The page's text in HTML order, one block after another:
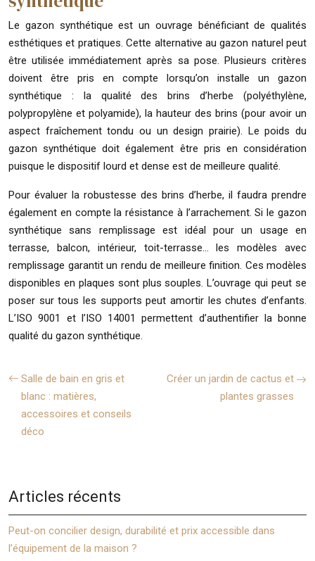
Le gazon synthétique est un ouvrage bénéficiant de qualités
esthétiques et pratiques. Cette alternative au gazon naturel peut
être utilisée immédiatement après sa pose. Plusieurs critères
doivent être pris en compte lorsqu’on installe un gazon
synthétique : la qualité des brins d’herbe (polyéthylène,
polypropylène et polyamide), la hauteur des brins (pour avoir un
aspect fraîchement tondu ou un design prairie). Le poids du
gazon synthétique doit également être pris en considération
puisque le dispositif lourd et dense est de meilleure qualité.
Pour évaluer la robustesse des brins d’herbe, il faudra prendre
également en compte la résistance à l’arrachement. Si le gazon
synthétique sans remplissage est idéal pour un usage en
terrasse, balcon, intérieur, toit-terrasse… les modèles avec
remplissage garantit un rendu de meilleure finition. Ces modèles
disponibles en plaques sont plus souples. L’ouvrage qui peut se
poser sur tous les supports peut amortir les chutes d’enfants.
L’ISO 9001 et l’ISO 14001 permettent d’authentifier la bonne
qualité du gazon synthétique.
Salle de bain en gris et
blanc : matières,
accessoires et conseils
déco
Créer un jardin de cactus et
plantes grasses
Articles récents
Peut-on concilier design, durabilité et prix accessible dans
l’équipement de la maison ?